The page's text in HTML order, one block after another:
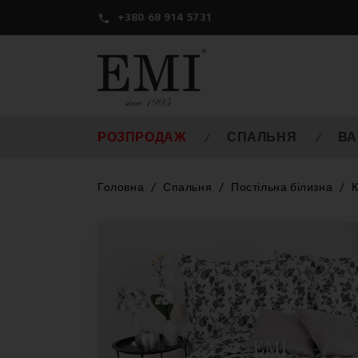
 +380 68 914 5731
РОЗПРОДАЖ СПАЛЬНЯ
Головна Спальня Постільна білизна